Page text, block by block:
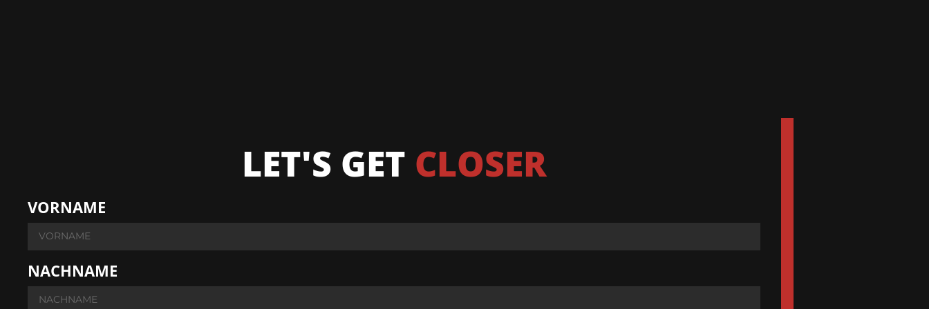
LET'S GET CLOSER
VORNAME
NACHNAME